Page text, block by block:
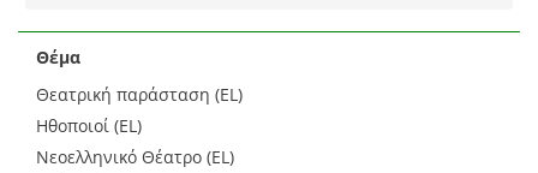
Θέμα
Θεατρική παράσταση (EL)
Ηθοποιοί (EL)
Νεοελληνικό Θέατρο (EL)